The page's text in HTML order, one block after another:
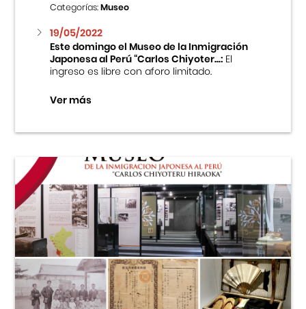
Categorías:Museo
19/05/2022
Este domingo el Museo de la Inmigración
Japonesa al Perú “Carlos Chiyoter...:El
ingreso es libre con aforo limitado.
Ver más